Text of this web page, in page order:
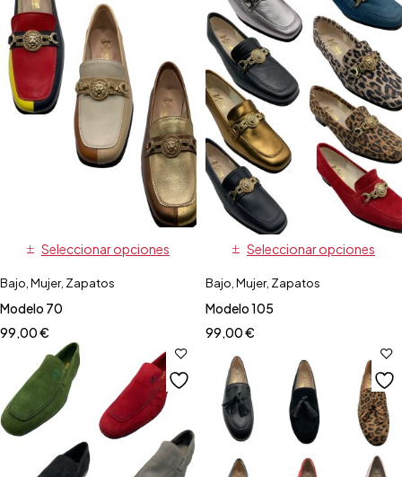
Seleccionar opciones
Bajo Mujer, Zapatos
Modelo 70
99,00€
Seleccionar opciones
Bajo Mujer, Zapatos
Modelo 105
99,00€